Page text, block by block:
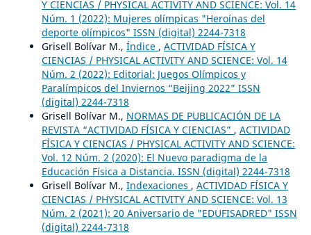
Y CIENCIAS / PHYSICAL ACTIVITY AND SCIENCE: Vol. 14
Núm. 1 (2022): Mujeres olímpicas "Heroínas del
deporte olímpicos" ISSN (digital) 2244-7318
Grisell Bolívar M., Índice , ACTIVIDAD FÍSICA Y
CIENCIAS / PHYSICAL ACTIVITY AND SCIENCE: Vol. 14
Núm. 2 (2022): Editorial: Juegos Olímpicos y
Paralímpicos del Inviernos “Beijing 2022” ISSN
(digital) 2244-7318
Grisell Bolívar M., NORMAS DE PUBLICACIÓN DE LA
REVISTA “ACTIVIDAD FÍSICA Y CIENCIAS” , ACTIVIDAD
FÍSICA Y CIENCIAS / PHYSICAL ACTIVITY AND SCIENCE:
Vol. 12 Núm. 2 (2020): El Nuevo paradigma de la
Educación Física a Distancia. ISSN (digital) 2244-7318
Grisell Bolívar M., Indexaciones , ACTIVIDAD FÍSICA Y
CIENCIAS / PHYSICAL ACTIVITY AND SCIENCE: Vol. 13
Núm. 2 (2021): 20 Aniversario de "EDUFISADRED" ISSN
(digital) 2244-7318